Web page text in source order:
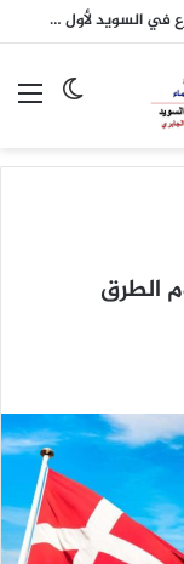
«إيكا» تبدأ بيع سمك السلمون المرقط المستزرع في السويد لأول مرة
الوضع
الطرق